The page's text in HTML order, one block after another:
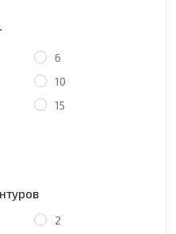
6
10
15
2